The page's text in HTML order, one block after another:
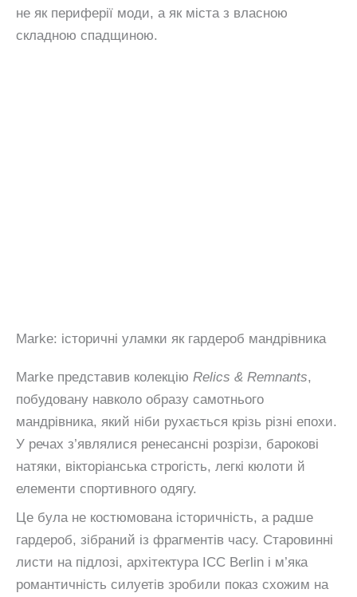
не як периферії моди, а як міста з власною
складною спадщиною.
Marke: історичні уламки як гардероб мандрівника
Marke представив колекцію Relics & Remnants,
побудовану навколо образу самотнього
мандрівника, який ніби рухається крізь різні епохи.
У речах з’являлися ренесансні розрізи, барокові
натяки, вікторіанська строгість, легкі кюлоти й
елементи спортивного одягу.
Це була не костюмована історичність, а радше
гардероб, зібраний із фрагментів часу. Старовинні
листи на підлозі, архітектура ICC Berlin і м’яка
романтичність силуетів зробили показ схожим на